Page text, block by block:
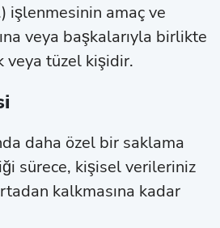
işlenmesinin amaç ve
veya başkalarıyla birlikte
veya tüzel kişidir.
daha özel bir saklama
sürece, kişisel verileriniz
kalkmasına kadar